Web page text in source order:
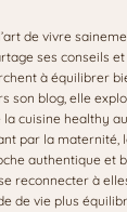
de vivre
ses conseils
à équilibrer
son blog, elle
cuisine healthy
par la maternité,
authentique et
reconnecter à
de vie plus